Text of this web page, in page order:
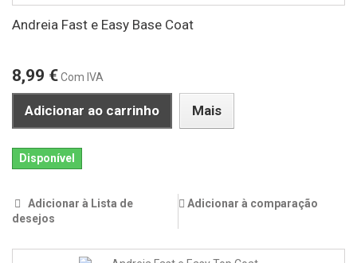
Andreia Fast e Easy Base Coat
8,99 €Com IVA
Adicionar ao carrinho Mais
Disponível
Adicionar à Lista de
desejos
Adicionar à comparação